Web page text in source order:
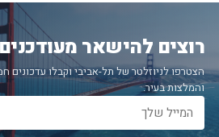
רוצים להישאר
הצטרפו לניוזלטר של תל-אביבי וקבלו עדכונים
והמלצות בעיר.